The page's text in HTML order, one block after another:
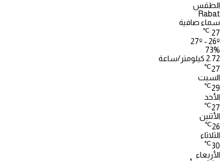
الطقس
Rabat
سماء صافية
27
℃
27º - 26º
73%
2.72 كيلومتر/ساعة
27
℃
السبت
29
℃
الأحد
27
℃
الأثنين
26
℃
الثلاثاء
30
℃
الأربعاء